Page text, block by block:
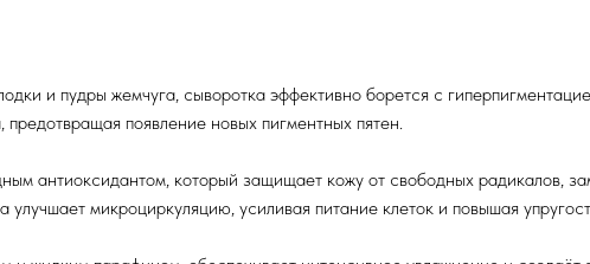
и пудры жемчуга, сыворотка эффективно борется с
появление новых пигментных пятен.
антиоксидантом, который защищает кожу от свободных радикалов,
микроциркуляцию, усиливая питание клеток и повышая